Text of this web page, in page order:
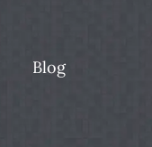
Blog